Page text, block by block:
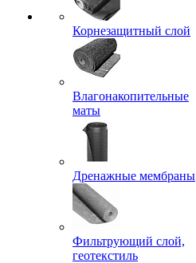
Корнезащитный слой
Влагонакопительные
маты
Дренажные мембраны
Фильтрующий слой,
геотекстиль